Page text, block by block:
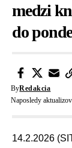
medzi
do
Naposledy
ByRedakcia
14.2.2026